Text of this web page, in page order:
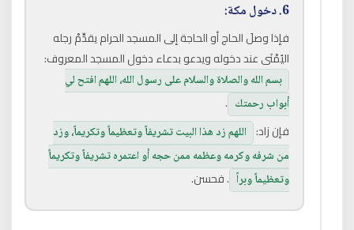
6. دخول مكة:
فإذا وصلَ الحاج أو الحاجة إلى المسجد الحرام يقدِّمْ رجله
اليُمْنَى عند دخوله ويدعو بدعاء دخول المسجد المعروف:
بسم الله والصلاة والسلام على رسول الله، اللهم افتح لي
أبواب رحمتك .
فإن زاد: اللهم زد هذا البيت تشريفاً وتعظيماً وتكريماً، وزد
من شرفه وكرمه وعظمه ممن حجه أو اعتمره تشريفاً وتكريماً
وتعظيماً وبراً . فحسن.